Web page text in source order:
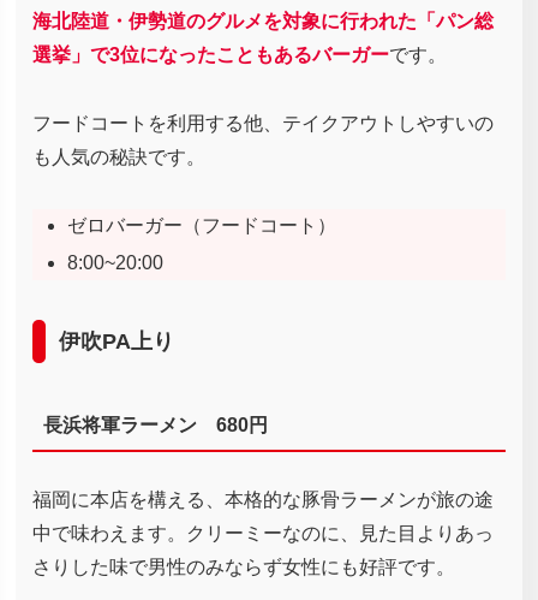
海北陸道・伊勢道のグルメを対象に行われた「パン総
選挙」で3位になったこともあるバーガーです。
フードコートを利用する他、テイクアウトしやすいの
も人気の秘訣です。
ゼロバーガー（フードコート）
8:00~20:00
伊吹PA上り
長浜将軍ラーメン 680円
福岡に本店を構える、本格的な豚骨ラーメンが旅の途
中で味わえます。クリーミーなのに、見た目よりあっ
さりした味で男性のみならず女性にも好評です。